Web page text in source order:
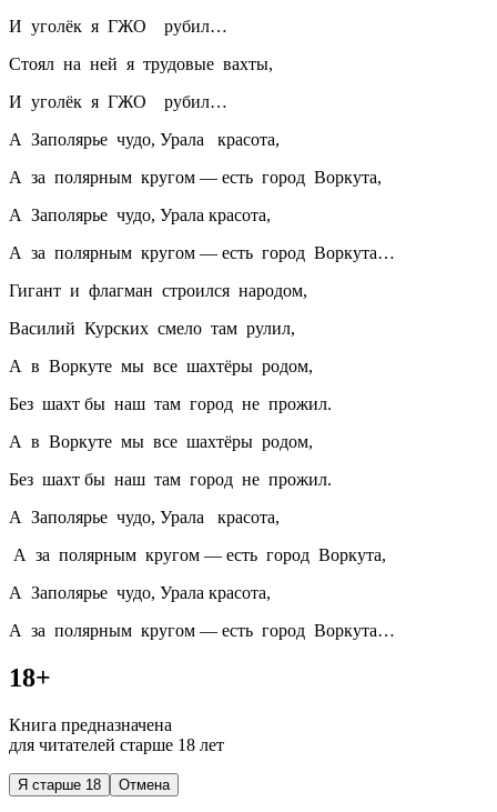
И уголёк я ГЖО рубил…
Стоял на ней я трудовые вахты,
И уголёк я ГЖО рубил…
А Заполярье чудо, Урала красота,
А за полярным кругом — есть город Воркута,
А Заполярье чудо, Урала красота,
А за полярным кругом — есть город Воркута…
Гигант и флагман строился народом,
Василий Курских смело там рулил,
А в Воркуте мы все шахтёры родом,
Без шахт бы наш там город не прожил.
А в Воркуте мы все шахтёры родом,
Без шахт бы наш там город не прожил.
А Заполярье чудо, Урала красота,
А за полярным кругом — есть город Воркута,
А Заполярье чудо, Урала красота,
А за полярным кругом — есть город Воркута…
18+
Книга предназначена
для читателей старше 18 лет
Я старше 18 Отмена